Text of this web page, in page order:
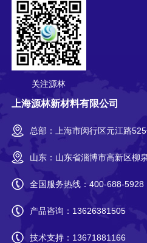
关注源林
上海源林新材料有限公司
总部：上海市闵行区元江路
山东：山东省淄博市高新区柳
全国服务热线： 400-688-5928
产品咨询： 13626381505
技术支持： 13671881166